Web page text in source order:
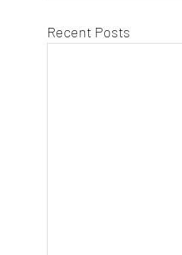
Recent Posts